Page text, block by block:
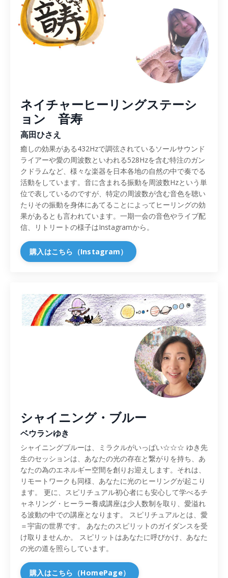
ネイチャーヒーリングステーシ
ョン 音寿
高田ひさえ
癒しの効果がある432Hzで調弦されているソールサウンド
ライアーや愛の周波数といわれる528Hzを含む特注のガン
クドラムなど、様々な楽器を日本各地の自然の中で奏でる
活動をしています。音に含まれる振動を周波数Hzという単
位で表しているのですが、特定の周波数が含む音色を聴い
たりその振動を身体にあてることによってヒーリングの効
果があるとも言われています。一期一会の音色やライブ配
信、リトリートの様子はInstagramから。
購入はこちら（Instagram）
シャイニング・ブルー
ベウランゆき
シャイニングブルーは、ミラクルがいっぱい☆☆☆ ゆき先
生のセッションは、あなたの光の存在と繋がりを持ち、あ
なたの為のエネルギー空間を創りお迎えします。それは、
リモートワークも同様、あなたに光のヒーリングが起こり
ます。 更に、スピリチュアル初心者にも安心して学べるチ
ャネリング・ヒーラー養成講座は少人数制を取り、愛溢れ
る波動の中での講座となります。 スピリチュアルとは、愛
＝宇宙の世界です。 あなたのスピリットのガイダンスを受
け取りませんか。 スピリットはあなたに呼びかけ、あなた
の光の道を照らしています。
購入はこちら（HomePage）